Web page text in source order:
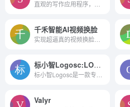
千禾智能AI视频换脸
标小智Logosc:LOGO设计神器
Valyr